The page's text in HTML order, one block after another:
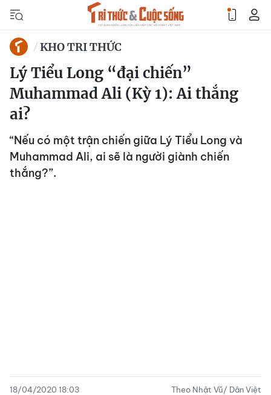
KHO TRI THỨC
Lý Tiểu Long “đại chiến”
Muhammad Ali (Kỳ 1): Ai thắng
ai?
“Nếu có một trận chiến giữa Lý Tiểu Long và
Muhammad Ali, ai sẽ là người giành chiến
thắng?”.
18/04/2020 18:03 Theo Nhật Vũ/ Dân Việt